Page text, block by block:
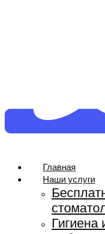
Главная
Наши услуги
Гигиена